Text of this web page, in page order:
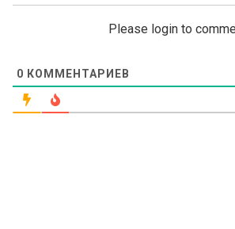
Please login to
0 КОММЕНТАРИЕВ